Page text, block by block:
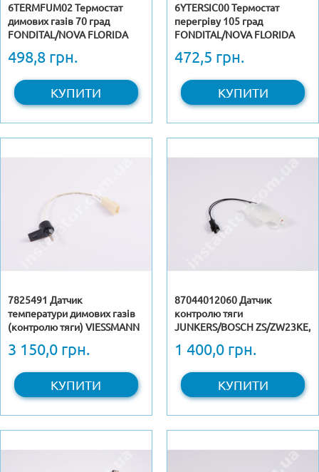
6TERMFUM02 Термостат
димових газів 70 град
FONDITAL/NOVA FLORIDA
498,8 грн.
КУПИТИ
6YTERSIC00 Термостат
перегріву 105 град
FONDITAL/NOVA FLORIDA
472,5 грн.
КУПИТИ
7825491 Датчик
температури димових газів
(контролю тяги) VIESSMANN
3 150,0 грн.
КУПИТИ
87044012060 Датчик
контролю тяги
JUNKERS/BOSCH ZS/ZW23KE,
1 400,0 грн.
КУПИТИ